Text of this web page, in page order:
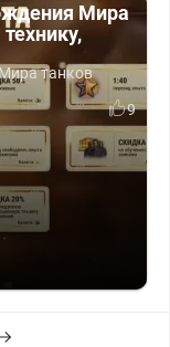
Мира
танков
9